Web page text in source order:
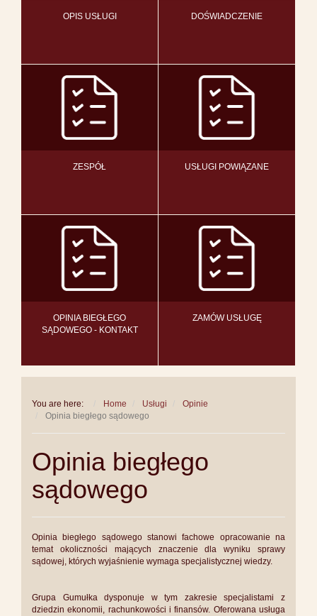
OPIS USŁUGI DOŚWIADCZENIE
ZESPÓŁ USŁUGI POWIĄZANE
OPINIA BIEGŁEGO
SĄDOWEGO - KONTAKT
ZAMÓW USŁUGĘ
You are here: Home Usługi
Opinie
Opinia biegłego sądowego
Opinia biegłego
sądowego
Opinia biegłego sądowego stanowi fachowe opracowanie na
temat okoliczności mających znaczenie dla wyniku sprawy
sądowej, których wyjaśnienie wymaga specjalistycznej wiedzy.
Grupa Gumułka dysponuje w tym zakresie specjalistami z
dziedzin ekonomii, rachunkowości i finansów. Oferowana usługa